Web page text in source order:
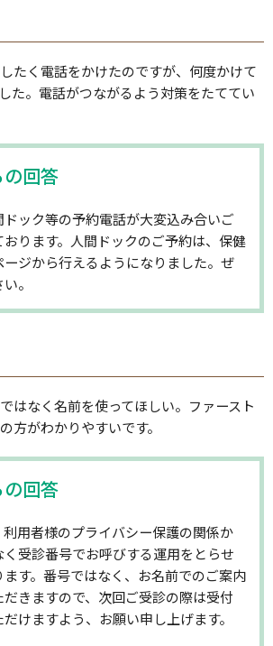
たく電話をかけたのですが、何度かけて
た。電話がつながるよう対策をたててい
回答
ック等の予約電話が大変込み合いご
ります。人間ドックのご予約は、保健
ジから行えるようになりました。ぜ
。
はなく名前を使ってほしい。ファースト
方がわかりやすいです。
回答
用者様のプライバシー保護の関係か
く受診番号でお呼びする運用をとらせ
す。番号ではなく、お名前でのご案内
きますので、次回ご受診の際は受付
けますよう、お願い申し上げます。